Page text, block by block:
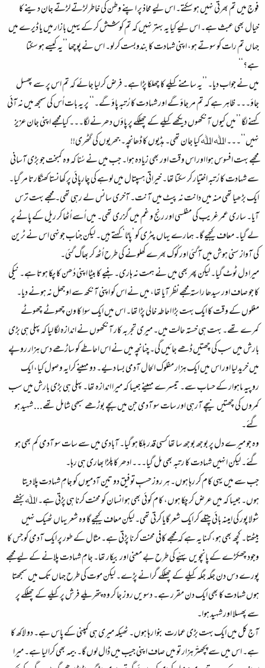
فوج میں تم بھرتی نہیں ہو سکتے۔ اس لیے محاذ پر اپنے وطن کی خاطر لڑتے لڑتے جان دینے کا
خیال بھی عبث ہے۔ اس لیے کیا یہ بہتر نہیں کہ تم کوشش کر کے یہیں بازار میں یا ڈیرے میں
جہاں تم رات کو سوتے ہو، اپنی شہادت کا بندوبست کر لو۔ اس نے پوچھا ’’یہ کیسے ہو سکتا
ہے؟‘‘
میں نے جواب دیا۔ ’’یہ سامنے کیلے کا چھلکا پڑا ہے۔ فرض کر لیا جائے کہ تم اس پر سے پھسل
جاؤ۔۔۔ ظاہر ہے کہ تم مر جاؤ گے اور شہادت کا رُتبہ پاؤ گے۔‘‘ پر یہ بات اُس کی سمجھ میں نہ آئی
کہنے لگا ’’میں کیوں آنکھوں دیکھے کیلے کے چھلکے پر پاؤں دھرنے لگا۔۔۔ کیا مجھے اپنی جان عزیز
نہیں‘‘۔۔۔ اﷲ اﷲ کیا جان تھی۔ ہڈیوں کا ڈھانچہ۔ جھریوں کی گٹھری!!
مجھے بہت افسوس ہوا اور اس وقت اور بھی زیادہ ہوا۔ جب میں نے سُنا کہ وہ کمبخت جو بڑی آسانی
سے شہادت کا رُتبہ اختیار کر سکتا تھا۔ خیراتی ہسپتال میں لوہے کی چارپائی پر کھانستا کھنگارتا مر گیا۔
ایک بڑھیا تھی منہ میں دانت نہ پیٹ میں آنت۔ آخری سانس لے رہی تھی۔ مجھے بہت ترس
آیا۔ ساری عمر غریب کی مفلسی اور رنج و غم میں گزری تھی۔ میں اُسے اُٹھا کر ریل کے پاٹے پر
لے گیا۔ معاف کیجیے گا۔ ہمارے یہاں پٹری کو ’پاٹا‘کہتے ہیں۔ لیکن جناب جونہی اس نے ٹرین
کی آواز سنی ہوش میں آگئی اور کُوک بھرے کھلونے کی طرح اُٹھ کر بھاگ گئی۔
میرا دل ٹوٹ گیا۔ لیکن پھر بھی میں نے ہمت نہ ہاری۔ بنیے کا بیٹا اپنی دُھن کا پکا ہوتا ہے۔ نیکی
کا جو صاف اور سیدھا راستہ مجھے نظر آیا تھا، میں نے اس کو اپنی آنکھ سے اوجھل نہ ہونے دیا۔
مغلوں کے وقت کا ایک بہت بڑا احاطہ خالی پڑا تھا۔ اس میں ایک سواِ کا ون چھوٹے چھوٹے
کمرے تھے۔ بہت ہی خستہ حالت میں۔ میری تجربہ کار آنکھوں نے اندازہ لگا لیا کہ پہلی ہی بڑی
بارش میں سب کی چھتیں ڈھے جائیں گی۔ چنانچہ میں نے اس احاطے کو ساڑھے دس ہزار روپے
میں خرید لیا اور اس میں ایک ہزار مفلوک الحال آدمی بسا دیے۔ دو مہینے کرایہ وصول کیا، ایک
روپیہ ماہوار کے حساب سے۔ تیسرے مہینے جیسا کہ میرا اندازہ تھا۔ پہلی ہی بڑی بارش میں سب
کمروں کی چھتیں نیچے آرہی اور سات سو آدمی جن میں بچے بوڑھے سبھی شامل تھے... شہید ہو
گئے۔
وہ جو میرے دل پر بوجھ بوجھ سا تھا کسی قدر ہلکا ہو گیا۔ آبادی میں سے سات سو آدمی کم بھی ہو
گئے۔ لیکن انہیں شہادت کا رتبہ بھی مل گیا۔۔۔ ادھر کا پلڑا بھاری ہی رہا۔
جب سے میں یہی کام کر رہا ہوں۔ ہر روز حسبِ توفیق دو تین آدمیوں کو جامِ شہادت پلا دیتا
ہوں۔ جیسا کہ میں عرض کر چکا ہوں، کام کوئی بھی ہو انسان کو محنت کرنا ہی پڑتی ہے۔ اﷲ بخشے
شولا پور کی امینہ بائی چتلے کر ایک شعر گایا کرتی تھی۔ لیکن معاف کیجیے گا وہ شعر یہاں ٹھیک نہیں
بیٹھتا۔ کچھ بھی ہو، کہنا یہ ہے کہ مجھے کافی محنت کرنا پڑتی ہے۔ مثال کے طور پر ایک آدمی کو جس کا
وجود چھکڑے کے پانچویں پہیّے کی طرح بے معنی اور بیکار تھا۔ جامِ شہادت پلانے کے لیے مجھے
پورے دس دن جگہ جگہ کیلے کے چھلکے گرانے پڑے۔ لیکن موت کی طرح جہاں تک میں سمجھتا
ہوں شہادت کا بھی ایک دن مقرر ہے۔ دسویں روز جا کر وہ پتھریلے فرش پر کیلے کے چھلکے پر
سے پِھسلا اور شہید ہوا۔
آج کل میں ایک بہت بڑی عمارت بنوا رہا ہوں۔ ٹھیکہ میری ہی کمپنی کے پاس ہے۔ دو لاکھ کا
ہے۔ اس میں سے پچھتّر ہزار تو میں صاف اپنی جیب میں ڈال لوں گا۔ بیمہ بھی کرا لیا ہے۔ میرا